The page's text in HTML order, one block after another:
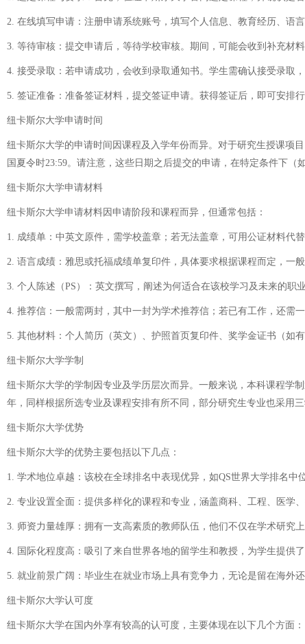
2. 在线填写申请：注册申请系统账号，填写个人信息、教育经历、语
3. 等待审核：提交申请后，等待学校审核。期间，可能会收到补充材料
4. 接受录取：若申请成功，会收到录取通知书。学生需确认接受录取，
5. 签证准备：准备签证材料，提交签证申请。获得签证后，即可安排行
纽卡斯尔大学申请时间
纽卡斯尔大学的申请时间因课程及入学年份而异。对于研究生授课项
国夏令时23:59。请注意，这些日期之后提交的申请，在特定条件下（
纽卡斯尔大学申请材料
纽卡斯尔大学申请材料因申请阶段和课程而异，但通常包括：
1. 成绩单：中英文原件，需学校盖章；若无法盖章，可用公证材料代替
2. 语言成绩：雅思或托福成绩单复印件，具体要求根据课程而定，一
3. 个人陈述（PS）：英文撰写，阐述为何适合在该校学习及未来的职业
4. 推荐信：一般需两封，其中一封为学术推荐信；若已有工作，还需
5. 其他材料：个人简历（英文）、护照首页复印件、奖学金证书（如有
纽卡斯尔大学学制
纽卡斯尔大学的学制因专业及学历层次而异。一般来说，本科课程学
年，同样根据所选专业及课程安排有所不同，部分研究生专业也采用
纽卡斯尔大学优势
纽卡斯尔大学的优势主要包括以下几点：
1. 学术地位卓越：该校在全球排名中表现优异，如QS世界大学排名中
2. 专业设置全面：提供多样化的课程和专业，涵盖商科、工程、医学
3. 师资力量雄厚：拥有一支高素质的教师队伍，他们不仅在学术研究
4. 国际化程度高：吸引了来自世界各地的留学生和教授，为学生提供
5. 就业前景广阔：毕业生在就业市场上具有竞争力，无论是留在海外
纽卡斯尔大学认可度
纽卡斯尔大学在国内外享有较高的认可度，主要体现在以下几个方面：